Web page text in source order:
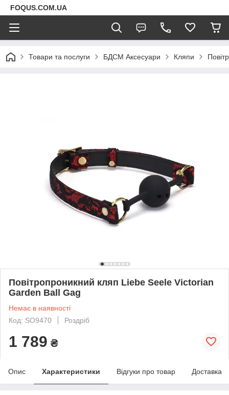
FOQUS.COM.UA
Товари та послуги БДСМ Аксесуари Кляпи
Повітропроникний кляп Liebe Seele Victorian
Garden Ball Gag
Немає в наявності
Код: SO9470
Роздріб
1 789 ₴
Опис Характеристики Відгуки про товар Доставка